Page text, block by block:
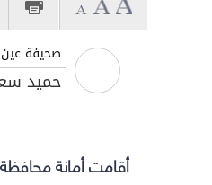
صحيفة
حميد
أقامتأمانة